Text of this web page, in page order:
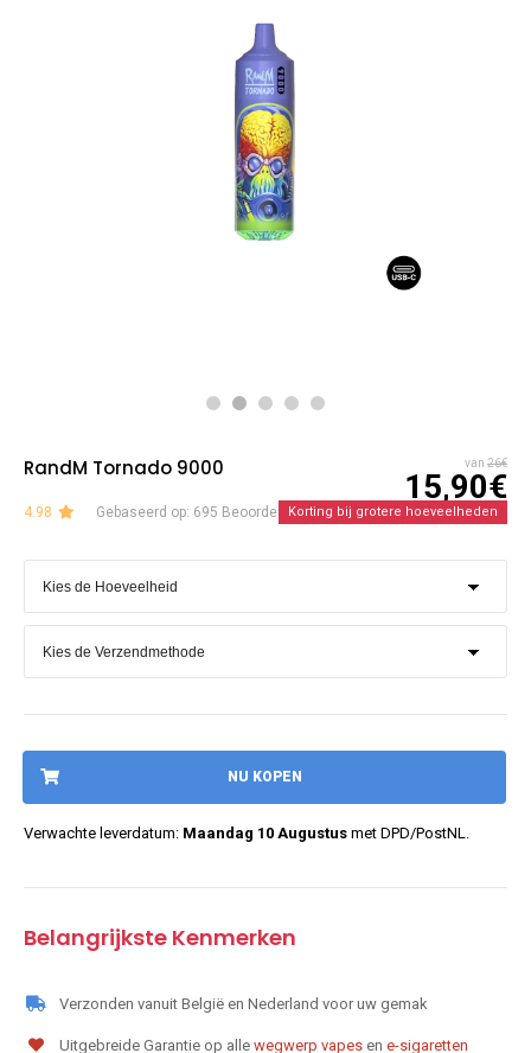
RandM Tornado 9000 van 26€
15,90€
4.98 Gebaseerd op: 695 BeoordelingenKorting bij grotere hoeveelheden
NU KOPEN
Verwachte leverdatum: Maandag 10 Augustus met DPD/PostNL.
Belangrijkste Kenmerken
Verzonden vanuit België en Nederland voor uw gemak
Uitgebreide Garantie op alle wegwerp vapes en e-sigaretten